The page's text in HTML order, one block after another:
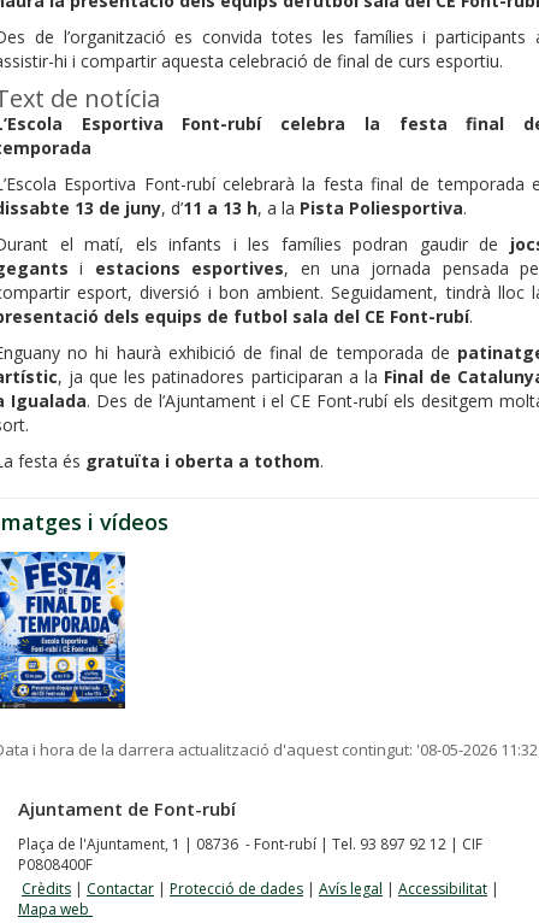
de l’organització es convida totes les famílies i participants
hi i compartir aquesta celebració de final de curs esportiu.
de notícia
Esportiva Font-rubí celebra la festa final
Esportiva Font-rubí celebrarà la festa final de temporada
13 de juny, d’11 a 13 h, a la Pista Poliesportiva.
el matí, els infants i les famílies podran gaudir de
i estacions esportives, en una jornada pensada
esport, diversió i bon ambient. Seguidament, tindrà lloc
dels equips de futbol sala del CE Font-rubí.
no hi haurà exhibició de final de temporada de
, ja que les patinadores participaran a la Final de
Igualada. Des de l’Ajuntament i el CE Font-rubí els desitgem
festa és gratuïta i oberta a tothom.
i vídeos
i hora de la darrera actualització d'aquest contingut: '08-05-2026 11:32
Ajuntament de Font-rubí
Plaça de l'Ajuntament, 1 | 08736 - Font-rubí | Tel. 93 897 92 12 | CIF
P0808400F
Crèdits | Contactar | Protecció de dades | Avís legal | Accessibilitat |
Mapa web